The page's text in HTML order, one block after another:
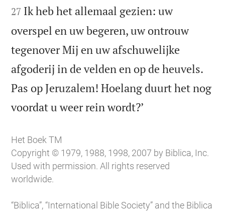
27 Ik heb het allemaal gezien: uw
overspel en uw begeren, uw ontrouw
tegenover Mij en uw afschuwelijke
afgoderij in de velden en op de heuvels.
Pas op Jeruzalem! Hoelang duurt het nog
voordat u weer rein wordt?’
Het Boek TM
Copyright © 1979, 1988, 1998, 2007 by Biblica, Inc.
Used with permission. All rights reserved
worldwide.
“Biblica”, “International Bible Society” and the Biblica